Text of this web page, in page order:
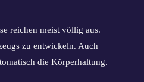
reichen meist völlig aus.
zu entwickeln. Auch
die Körperhaltung.